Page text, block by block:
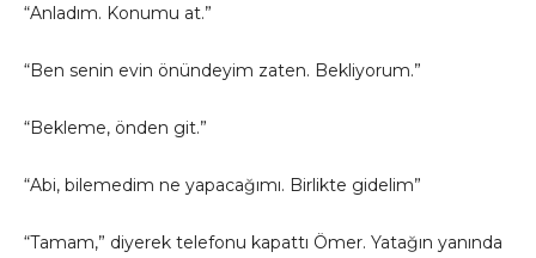
“Anladım. Konumu at.”
“Ben senin evin önündeyim zaten. Bekliyorum.”
“Bekleme, önden git.”
“Abi, bilemedim ne yapacağımı. Birlikte gidelim”
“Tamam,” diyerek telefonu kapattı Ömer. Yatağın yanında